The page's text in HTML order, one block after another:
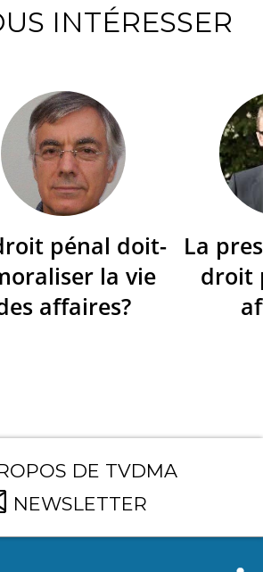
INTÉRESSER
pénal doit-
la vie
affaires?
La
droit
DE TVDMA
NEWSLETTER